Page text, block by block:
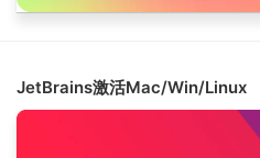
JetBrains激活Mac/Win/Linux